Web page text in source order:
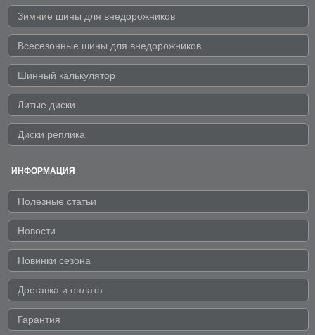
Зимние шины для внедорожников
Всесезонные шины для внедорожников
Шинный калькулятор
Литые диски
Диски реплика
ИНФОРМАЦИЯ
Полезные статьи
Новости
Новинки сезона
Доставка и оплата
Гарантия